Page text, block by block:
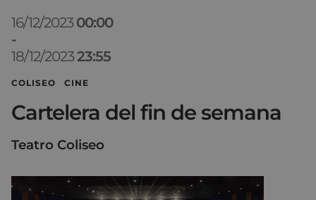
16/12/2023 00:00
-
18/12/202323:55
COLISEO CINE
Cartelera del fin de semana
Teatro Coliseo